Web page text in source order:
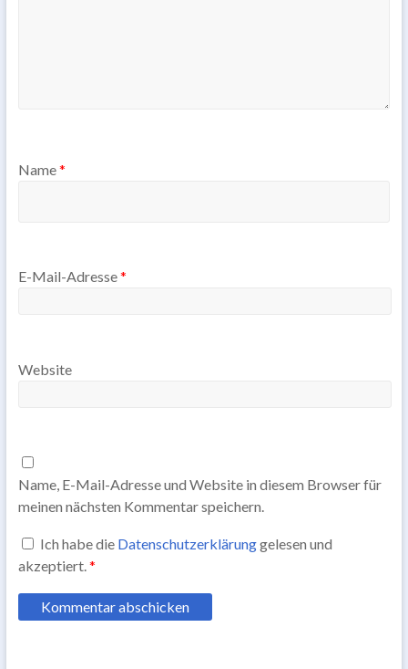
Name*
E-Mail-Adresse*
Website
Name, E-Mail-Adresse und Website in diesem Browser für
meinen nächsten Kommentar speichern.
Ich habe die Datenschutzerklärunggelesen und
akzeptiert.*